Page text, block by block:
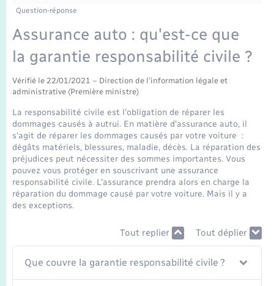
Etat-civil - Papiers - Citoyenneté
Mariage – PACS
Parrainage civil
Recensement
Loisirs
Nouvel habitant
Numérique
Organisation d’événement
Sécurité - Prévention
Seniors
Transports scolaires
Travaux - Autorisation d’occupation de l’espace
Compétences
Plan interactif
Présentation de la commune
Publications
La Communauté de communes
Question-réponse
Assurance auto : qu'est-ce que
la garantie responsabilité civile ?
Vérifié le 22/01/2021 – Direction de l'information légale et
administrative (Première ministre)
La responsabilité civile est l'obligation de réparer les
dommages causés à autrui. En matière d'assurance auto, il
s'agit de réparer les dommages causés par votre voiture :
dégâts matériels, blessures, maladie, décès. La réparation des
préjudices peut nécessiter des sommes importantes. Vous
pouvez vous protéger en souscrivant une assurance
responsabilité civile. L'assurance prendra alors en charge la
réparation du dommage causé par votre voiture. Mais il y a
des exceptions.
Tout replier Tout déplier
Que couvre la garantie responsabilité civile ?